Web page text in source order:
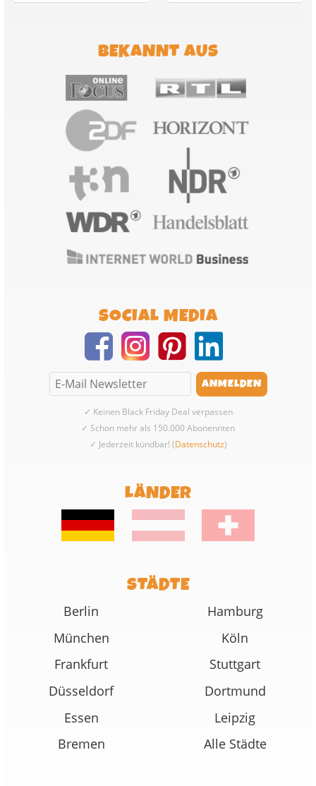
BEKANNT AUS
SOCIAL MEDIA
✓ Keinen Black Friday Deal verpassen
✓ Schon mehr als 150.000 Abonennten
✓ Jederzeit kündbar! (Datenschutz)
LÄNDER
STÄDTE
Berlin
Hamburg
München
Köln
Frankfurt
Stuttgart
Düsseldorf
Dortmund
Essen
Leipzig
Bremen
Alle Städte